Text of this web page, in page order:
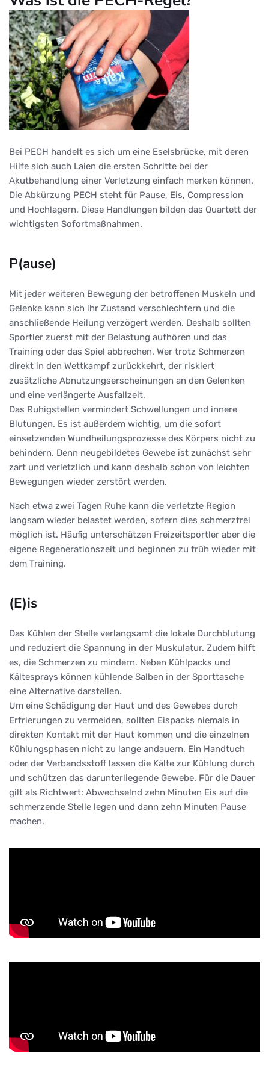
Bei PECH handelt es sich um eine Eselsbrücke, mit deren
Hilfe sich auch Laien die ersten Schritte bei der
Akutbehandlung einer Verletzung einfach merken können.
Die Abkürzung PECH steht für Pause, Eis, Compression
und Hochlagern. Diese Handlungen bilden das Quartett der
wichtigsten Sofortmaßnahmen.
P(ause)
Mit jeder weiteren Bewegung der betroffenen Muskeln und
Gelenke kann sich ihr Zustand verschlechtern und die
anschließende Heilung verzögert werden. Deshalb sollten
Sportler zuerst mit der Belastung aufhören und das
Training oder das Spiel abbrechen. Wer trotz Schmerzen
direkt in den Wettkampf zurückkehrt, der riskiert
zusätzliche Abnutzungserscheinungen an den Gelenken
und eine verlängerte Ausfallzeit.
Das Ruhigstellen vermindert Schwellungen und innere
Blutungen. Es ist außerdem wichtig, um die sofort
einsetzenden Wundheilungsprozesse des Körpers nicht zu
behindern. Denn neugebildetes Gewebe ist zunächst sehr
zart und verletzlich und kann deshalb schon von leichten
Bewegungen wieder zerstört werden.
Nach etwa zwei Tagen Ruhe kann die verletzte Region
langsam wieder belastet werden, sofern dies schmerzfrei
möglich ist. Häufig unterschätzen Freizeitsportler aber die
eigene Regenerationszeit und beginnen zu früh wieder mit
dem Training.
(E)is
Das Kühlen der Stelle verlangsamt die lokale Durchblutung
und reduziert die Spannung in der Muskulatur. Zudem hilft
es, die Schmerzen zu mindern. Neben Kühlpacks und
Kältesprays können kühlende Salben in der Sporttasche
eine Alternative darstellen.
Um eine Schädigung der Haut und des Gewebes durch
Erfrierungen zu vermeiden, sollten Eispacks niemals in
direkten Kontakt mit der Haut kommen und die einzelnen
Kühlungsphasen nicht zu lange andauern. Ein Handtuch
oder der Verbandsstoff lassen die Kälte zur Kühlung durch
und schützen das darunterliegende Gewebe. Für die Dauer
gilt als Richtwert: Abwechselnd zehn Minuten Eis auf die
schmerzende Stelle legen und dann zehn Minuten Pause
machen.